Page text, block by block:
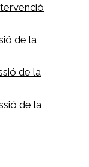
de la
de la
de la